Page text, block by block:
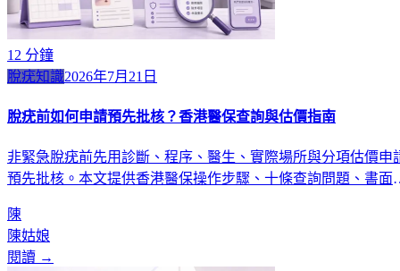
12 分鐘
脫疣知識2026年7月21日
脫疣前如何申請預先批核？香港醫保查詢與估價指南
非緊急脫疣前先用診斷、程序、醫生、實際場所與分項估價申
預先批核。本文提供香港醫保操作步驟、十條查詢問題、書面
陳
陳姑娘
閱讀 →